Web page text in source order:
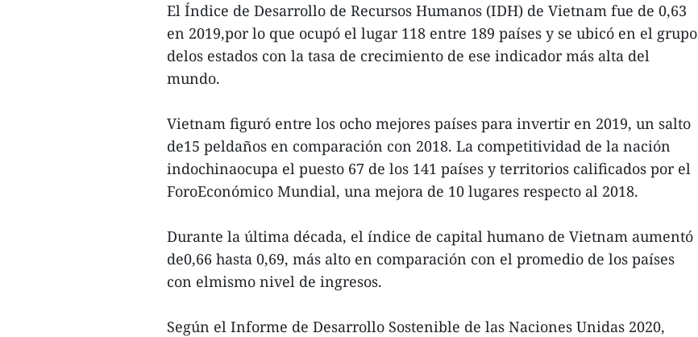
El Índice de Desarrollo de Recursos Humanos (IDH) de Vietnam fue de 0,63
en 2019,por lo que ocupó el lugar 118 entre 189 países y se ubicó en el grupo
delos estados con la tasa de crecimiento de ese indicador más alta del
mundo.
Vietnam figuró entre los ocho mejores países para invertir en 2019, un salto
de15 peldaños en comparación con 2018. La competitividad de la nación
indochinaocupa el puesto 67 de los 141 países y territorios calificados por el
ForoEconómico Mundial, una mejora de 10 lugares respecto al 2018.
Durante la última década, el índice de capital humano de Vietnam aumentó
de0,66 hasta 0,69, más alto en comparación con el promedio de los países
con elmismo nivel de ingresos.
Según el Informe de Desarrollo Sostenible de las Naciones Unidas 2020,